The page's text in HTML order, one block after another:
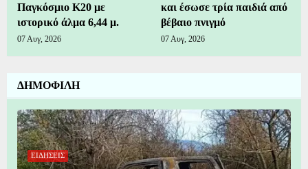
Παγκόσμιο Κ20 με
ιστορικό άλμα 6,44 μ.
07 Αυγ, 2026
και έσωσε τρία παιδιά από
βέβαιο πνιγμό
07 Αυγ, 2026
ΔΗΜΟΦΙΛΗ
ΕΙΔΗΣΕΙΣ